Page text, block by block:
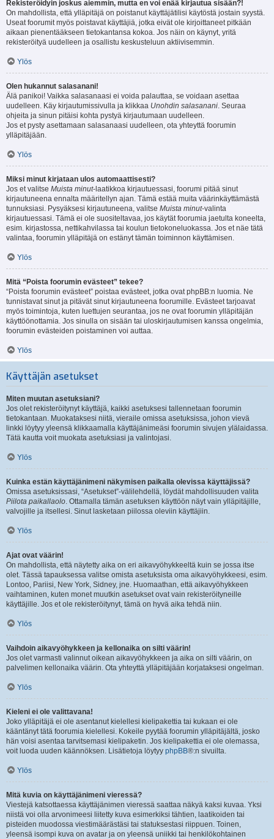
Rekisteröidyin joskus aiemmin, mutta en voi enää kirjautua sisään?!
On mahdollista, että ylläpitäjä on poistanut käyttäjätilisi käytöstä jostain syystä.
Useat foorumit myös poistavat käyttäjiä, jotka eivät ole kirjoittaneet pitkään
aikaan pienentääkseen tietokantansa kokoa. Jos näin on käynyt, yritä
rekisteröityä uudelleen ja osallistu keskusteluun aktiivisemmin.
Ylös
Olen hukannut salasanani!
Älä panikoi! Vaikka salasanaasi ei voida palauttaa, se voidaan asettaa
uudelleen. Käy kirjautumissivulla ja klikkaa Unohdin salasanani. Seuraa
ohjeita ja sinun pitäisi kohta pystyä kirjautumaan uudelleen.
Jos et pysty asettamaan salasanaasi uudelleen, ota yhteyttä foorumin
ylläpitäjään.
Ylös
Miksi minut kirjataan ulos automaattisesti?
Jos et valitse Muista minut-laatikkoa kirjautuessasi, foorumi pitää sinut
kirjautuneena ennalta määritellyn ajan. Tämä estää muita väärinkäyttämästä
tunnuksiasi. Pysyäksesi kirjautuneena, valitse Muista minut-valinta
kirjautuessasi. Tämä ei ole suositeltavaa, jos käytät foorumia jaetulta koneelta,
esim. kirjastossa, nettikahvilassa tai koulun tietokoneluokassa. Jos et näe tätä
valintaa, foorumin ylläpitäjä on estänyt tämän toiminnon käyttämisen.
Ylös
Mitä “Poista foorumin evästeet” tekee?
“Poista foorumin evästeet” poistaa evästeet, jotka ovat phpBB:n luomia. Ne
tunnistavat sinut ja pitävät sinut kirjautuneena foorumille. Evästeet tarjoavat
myös toimintoja, kuten luettujen seurantaa, jos ne ovat foorumin ylläpitäjän
käyttöönottamia. Jos sinulla on sisään tai uloskirjautumisen kanssa ongelmia,
foorumin evästeiden poistaminen voi auttaa.
Ylös
Käyttäjän asetukset
Miten muutan asetuksiani?
Jos olet rekisteröitynyt käyttäjä, kaikki asetuksesi tallennetaan foorumin
tietokantaan. Muokataksesi niitä, vieraile omissa asetuksissa, johon vievä
linkki löytyy yleensä klikkaamalla käyttäjänimeäsi foorumin sivujen ylälaidassa.
Tätä kautta voit muokata asetuksiasi ja valintojasi.
Ylös
Kuinka estän käyttäjänimeni näkymisen paikalla olevissa käyttäjissä?
Omissa asetuksissasi, “Asetukset”-välilehdellä, löydät mahdollisuuden valita
Piilota paikallaolo. Ottamalla tämän asetuksen käyttöön näyt vain ylläpitäjille,
valvojille ja itsellesi. Sinut lasketaan piilossa oleviin käyttäjiin.
Ylös
Ajat ovat väärin!
On mahdollista, että näytetty aika on eri aikavyöhykkeeltä kuin se jossa itse
olet. Tässä tapauksessa valitse omista asetuksista oma aikavyöhykkeesi, esim.
Lontoo, Pariisi, New York, Sidney, jne. Huomaathan, että aikavyöhykkeen
vaihtaminen, kuten monet muutkin asetukset ovat vain rekisteröityneille
käyttäjille. Jos et ole rekisteröitynyt, tämä on hyvä aika tehdä niin.
Ylös
Vaihdoin aikavyöhykkeen ja kellonaika on silti väärin!
Jos olet varmasti valinnut oikean aikavyöhykkeen ja aika on silti väärin, on
palvelimen kellonaika väärin. Ota yhteyttä ylläpitäjään korjataksesi ongelman.
Ylös
Kieleni ei ole valittavana!
Joko ylläpitäjä ei ole asentanut kielellesi kielipakettia tai kukaan ei ole
kääntänyt tätä foorumia kielellesi. Kokeile pyytää foorumin ylläpitäjältä, josko
hän voisi asentaa tarvitsemasi kielipaketin. Jos kielipakettia ei ole olemassa,
voit luoda uuden käännöksen. Lisätietoja löytyy phpBB®:n sivuilta.
Ylös
Mitä kuvia on käyttäjänimeni vieressä?
Viestejä katsottaessa käyttäjänimen vieressä saattaa näkyä kaksi kuvaa. Yksi
niistä voi olla arvonimeesi liitetty kuva esimerkiksi tähtien, laatikoiden tai
pisteiden muodossa viestimäärästäsi tai statuksestasi riippuen. Toinen,
yleensä isompi kuva on avatar ja on yleensä uniikki tai henkilökohtainen